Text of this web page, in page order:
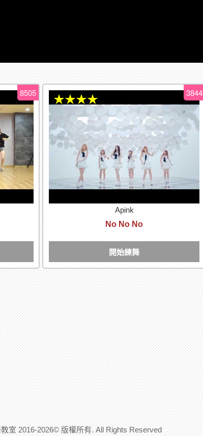
8505
Apink
No No No
開始練舞
3844
★★★★
室 2016-2026© 版權所有. All Rights Reserved